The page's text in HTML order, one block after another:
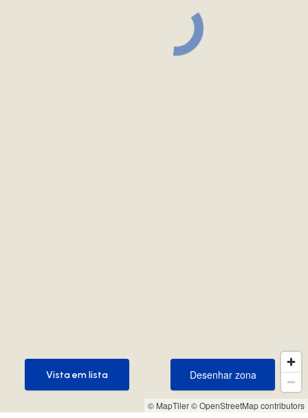
© MapTiler© OpenStreetMap contributors
Desenhar zona
Desenhar zona
Vista em lista
Vista em lista